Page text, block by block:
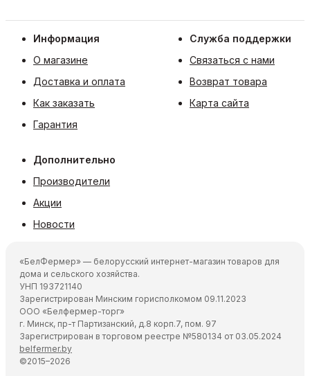
Информация
О магазине
Доставка и оплата
Как заказать
Гарантия
Служба поддержки
Связаться с нами
Возврат товара
Карта сайта
Дополнительно
Производители
Акции
Новости
«БелФермер» — белорусский интернет-магазин товаров для
дома и сельского хозяйства.
УНП 193721140
Зарегистрирован Минским горисполкомом 09.11.2023
ООО «Белфермер-торг»
г. Минск, пр-т Партизанский, д.8 корп.7, пом. 97
Зарегистрирован в торговом реестре №580134 от 03.05.2024
belfermer.by
©2015–2026